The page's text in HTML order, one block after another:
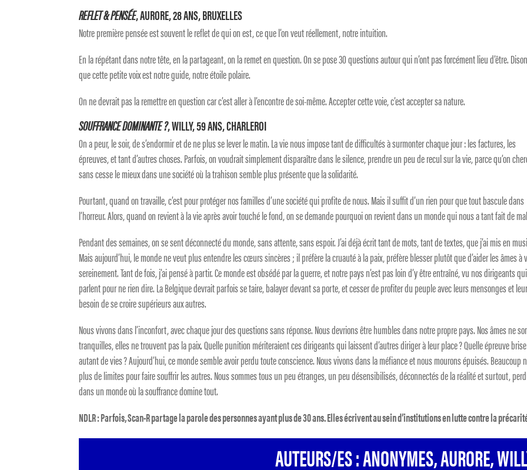
REFLET & PENSÉE, AURORE, 28 ANS, BRUXELLES
Notre première pensée est souvent le reflet de qui on est, ce que l’on veut réellement, notre intuition.
En la répétant dans notre tête, en la partageant, on la remet en question. On se pose 30 questions autour qui n’ont pas forcément lieu d’être.
que cette petite voix est notre guide, notre étoile polaire.
On ne devrait pas la remettre en question car c’est aller à l’encontre de soi-même. Accepter cette voie, c’est accepter sa nature.
SOUFFRANCE DOMINANTE ?, WILLY, 59 ANS, CHARLEROI
On a peur, le soir, de s’endormir et de ne plus se lever le matin. La vie nous impose tant de difficultés à surmonter chaque jour : les factures, les
épreuves, et tant d’autres choses. Parfois, on voudrait simplement disparaître dans le silence, prendre un peu de recul sur la vie, parce qu’on
sans cesse le mieux dans une société où la trahison semble plus présente que la solidarité.
Pourtant, quand on travaille, c’est pour protéger nos familles d’une société qui profite de nous. Mais il suffit d’un rien pour que tout bascule dans
l’horreur. Alors, quand on revient à la vie après avoir touché le fond, on se demande pourquoi on revient dans un monde qui nous a tant fait de
Pendant des semaines, on se sent déconnecté du monde, sans attente, sans espoir. J’ai déjà écrit tant de mots, tant de textes, que j’ai mis en
Mais aujourd’hui, le monde ne veut plus entendre les cœurs sincères ; il préfère la cruauté à la paix, préfère blesser plutôt que d’aider les âmes à
sereinement. Tant de fois, j’ai pensé à partir. Ce monde est obsédé par la guerre, et notre pays n’est pas loin d’y être entraîné, vu nos dirigeants qui
parlent pour ne rien dire. La Belgique devrait parfois se taire, balayer devant sa porte, et cesser de profiter du peuple avec leurs mensonges et
besoin de se croire supérieurs aux autres.
Nous vivons dans l’inconfort, avec chaque jour des questions sans réponse. Nous devrions être humbles dans notre propre pays. Nos âmes ne
tranquilles, elles ne trouvent pas la paix. Quelle punition mériteraient ces dirigeants qui laissent d’autres diriger à leur place ? Quelle épreuve brise
autant de vies ? Aujourd’hui, ce monde semble avoir perdu toute conscience. Nous vivons dans la méfiance et nous mourons épuisés. Beaucoup
plus de limites pour faire souffrir les autres. Nous sommes tous un peu étranges, un peu désensibilisés, déconnectés de la réalité et surtout,
dans un monde où la souffrance domine tout.
NDLR : Parfois, Scan-R partage la parole des personnes ayant plus de 30 ans. Elles écrivent au sein d’institutions en lutte contre la
AUTEURS/ES : ANONYMES, AURORE,